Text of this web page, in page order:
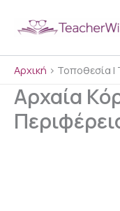
Αρχική > Τοποθεσία |
Αρχαία